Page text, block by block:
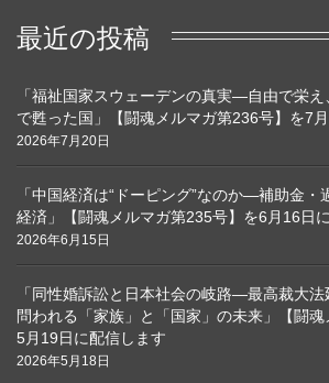
最近の投稿
「福祉国家スウェーデンの真実―自由で栄
で甦った国」【闘魂メルマガ第236号】を7
2026年7月20日
「中国経済は“ドーピング”なのか―補助金・
経済」【闘魂メルマガ第235号】を6月16日
2026年6月15日
「同性婚訴訟と日本社会の岐路―最高裁大法
問われる「家族」と「国家」の未来」【闘
5月19日に配信します
2026年5月18日